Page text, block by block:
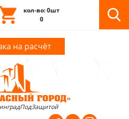
кол-во: 0шт
0
на расчёт